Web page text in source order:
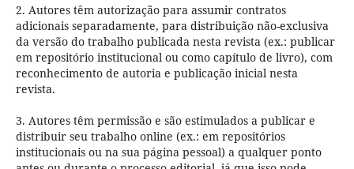
2. Autores têm autorização para assumir contratos
adicionais separadamente, para distribuição não-exclusiva
da versão do trabalho publicada nesta revista (ex.: publicar
em repositório institucional ou como capítulo de livro), com
reconhecimento de autoria e publicação inicial nesta
revista.
3. Autores têm permissão e são estimulados a publicar e
distribuir seu trabalho online (ex.: em repositórios
institucionais ou na sua página pessoal) a qualquer ponto